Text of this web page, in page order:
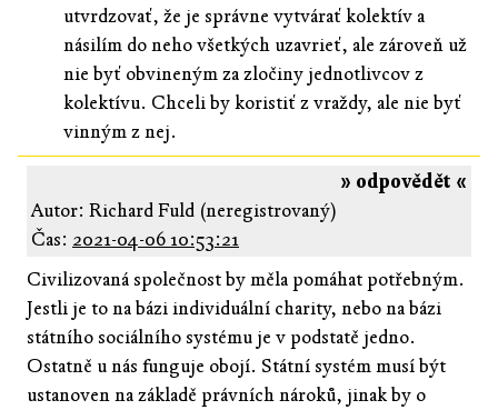
utvrdzovať, že je správne vytvárať kolektív a
násilím do neho všetkých uzavrieť, ale zároveň už
nie byť obvineným za zločiny jednotlivcov z
kolektívu. Chceli by koristiť z vraždy, ale nie byť
vinným z nej.
» odpovědět «
Autor: Richard Fuld (neregistrovaný)
Čas: 2021-04-06 10:53:21
Civilizovaná společnost by měla pomáhat potřebným.
Jestli je to na bázi individuální charity, nebo na bázi
státního sociálního systému je v podstatě jedno.
Ostatně u nás funguje obojí. Státní systém musí být
ustanoven na základě právních nároků, jinak by o